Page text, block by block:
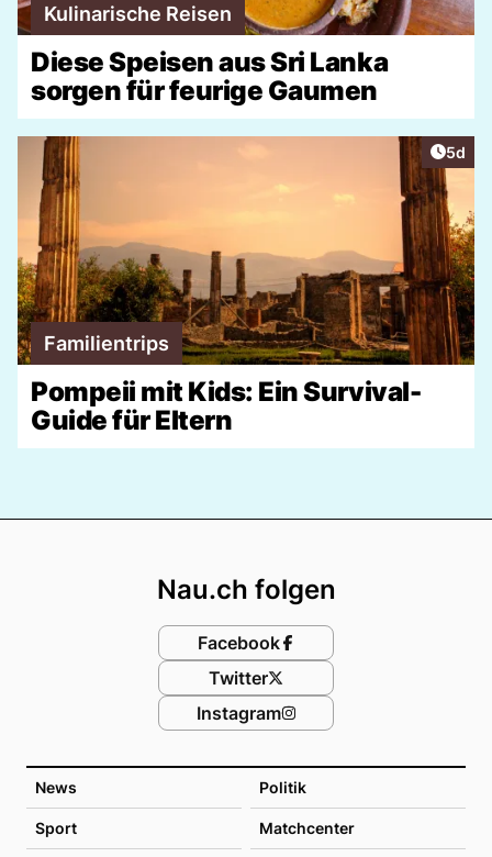
Kulinarische Reisen
Diese Speisen aus Sri Lanka
sorgen für feurige Gaumen
5d
Familientrips
Pompeii mit Kids: Ein Survival-
Guide für Eltern
News Politik
Sport Matchcenter
Nau.ch folgen
Facebook
Twitter
Instagram